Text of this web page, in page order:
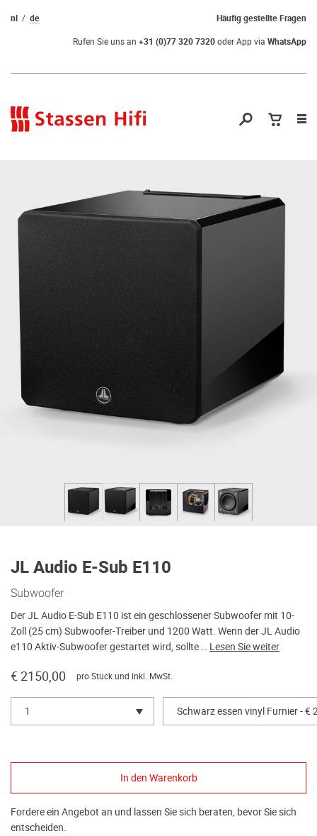
Häufig gestellte Fragen
nl de
Rufen Sie uns an +31 (0)77 320 7320oder App via WhatsApp
JL Audio E-Sub E110
Subwoofer
Der JL Audio E-Sub E110 ist ein geschlossener Subwoofer mit 10-
Zoll (25 cm) Subwoofer-Treiber und 1200 Watt. Wenn der JL Audio
e110 Aktiv-Subwoofer gestartet wird, sollte... Lesen Sie weiter
€ 2150,00 pro Stück und inkl. MwSt.
1 Schwarz essen vinyl Furnier - €
Fordere ein Angebot an und lassen Sie sich beraten, bevor Sie sich
entscheiden.